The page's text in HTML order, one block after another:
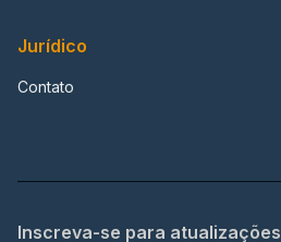
Jurídico
Contato
Inscreva-se para atualizações